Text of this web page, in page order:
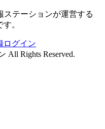
ステーションが運営する
。
ログイン
All Rights Reserved.